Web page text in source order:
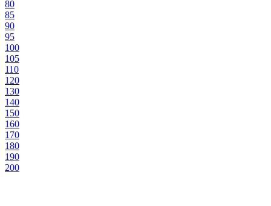
80
85
90
95
100
105
110
120
130
140
150
160
170
180
190
200